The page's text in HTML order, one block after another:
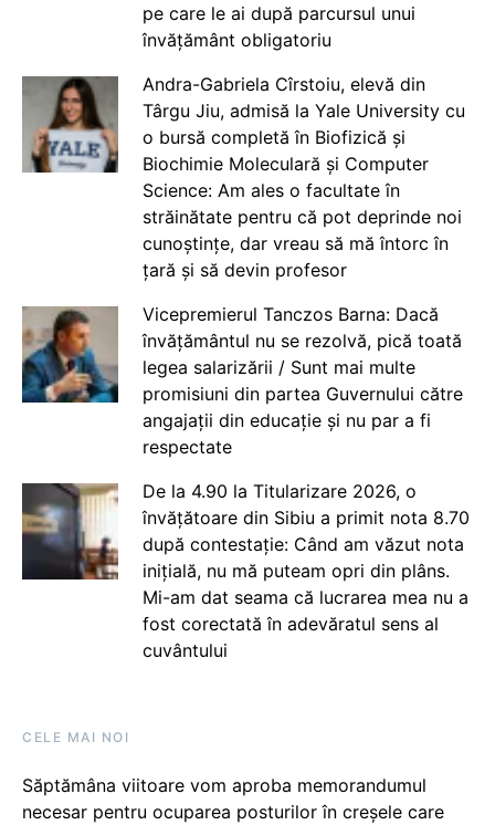
pe care le ai după parcursul unui
învățământ obligatoriu
Andra-Gabriela Cîrstoiu, elevă din
Târgu Jiu, admisă la Yale University cu
o bursă completă în Biofizică și
Biochimie Moleculară și Computer
Science: Am ales o facultate în
străinătate pentru că pot deprinde noi
cunoștințe, dar vreau să mă întorc în
țară și să devin profesor
Vicepremierul Tanczos Barna: Dacă
învățământul nu se rezolvă, pică toată
legea salarizării / Sunt mai multe
promisiuni din partea Guvernului către
angajații din educație și nu par a fi
respectate
De la 4.90 la Titularizare 2026, o
învățătoare din Sibiu a primit nota 8.70
după contestație: Când am văzut nota
inițială, nu mă puteam opri din plâns.
Mi-am dat seama că lucrarea mea nu a
fost corectată în adevăratul sens al
cuvântului
CELE MAI NOI
Săptămâna viitoare vom aproba memorandumul
necesar pentru ocuparea posturilor în creșele care